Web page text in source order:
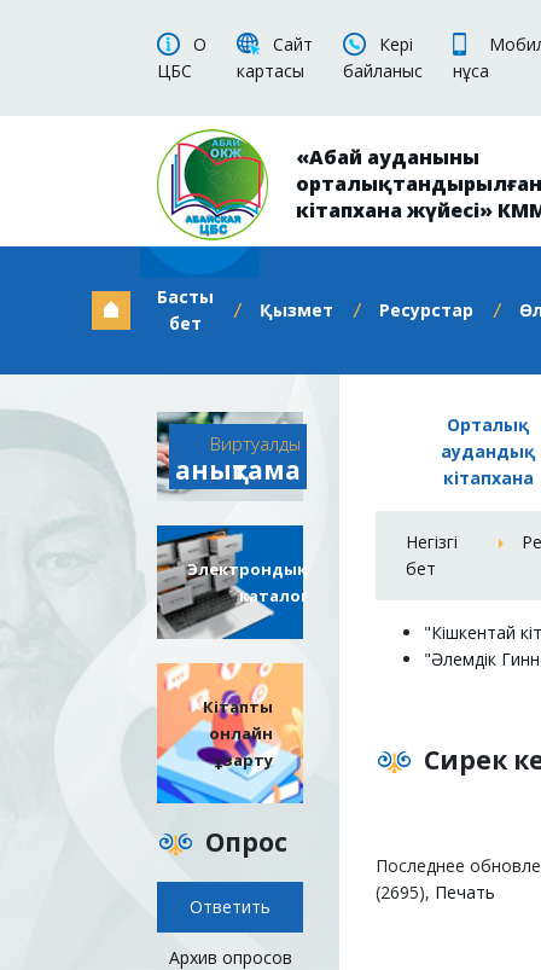
О
ЦБС
Сайт
картасы
Кері
байланыс
нұсқа
«Абай ауданының
орталықтандырылған
кітапхана жүйесі»
Басты
бет
Қызмет Ресурстар
Виртуалды
анықтама
Электрондық
каталог
Кітапты
онлайн
ұзарту
Опрос
Архив опросов
Орталық
аудандық
кітапхана
Негізгі
бет
"Кішкентай
"Әлемдік
Сирек
Последнее
(2695), Печать